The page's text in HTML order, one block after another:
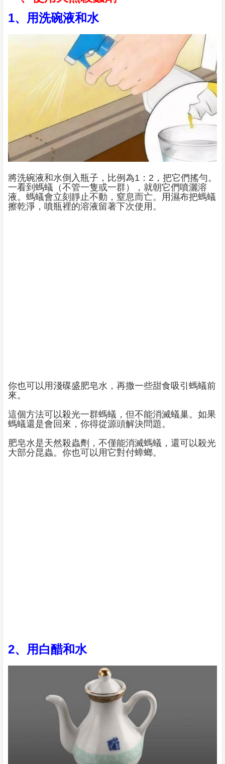
1、用洗碗液和水
將洗碗液和水倒入瓶子，比例為1：2，把它們搖勻。
一看到螞蟻（不管一隻或一群），就朝它們噴灑溶
液。螞蟻會立刻靜止不動，窒息而亡。用濕布把螞蟻
擦乾淨，噴瓶裡的溶液留著下次使用。
你也可以用淺碟盛肥皂水，再撒一些甜食吸引螞蟻前
來。
這個方法可以殺光一群螞蟻，但不能消滅蟻巢。如果
螞蟻還是會回來，你得從源頭解決問題。
肥皂水是天然殺蟲劑，不僅能消滅螞蟻，還可以殺光
大部分昆蟲。你也可以用它對付蟑螂。
2、用白醋和水